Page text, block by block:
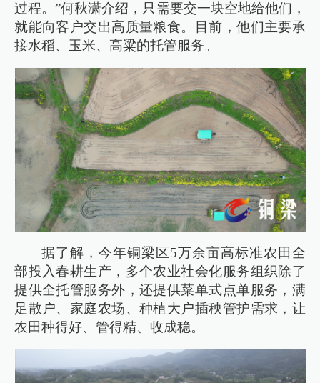
过程。”何秋潇介绍，只需要交一块空地给他们，
就能向客户交出高质量粮食。目前，他们主要承
接水稻、玉米、高粱的托管服务。
据了解，今年铜梁区5万余亩高标准农田全
部投入春耕生产，多个农业社会化服务组织除了
提供全托管服务外，还提供菜单式点单服务，满
足散户、家庭农场、种植大户插秧管护需求，让
农田种得好、管得精、收成稳。